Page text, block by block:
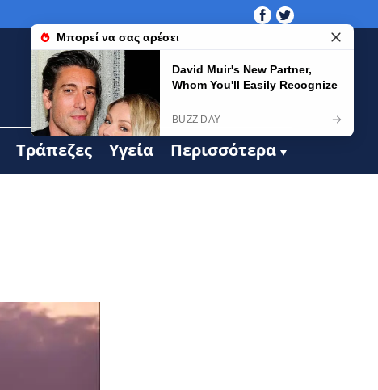
Τράπεζες Υγεία Περισσότερα